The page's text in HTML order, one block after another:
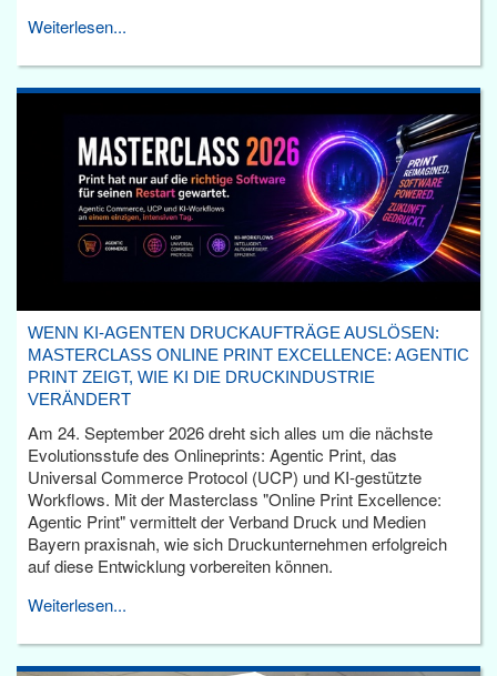
Weiterlesen...
WENN KI-AGENTEN DRUCKAUFTRÄGE AUSLÖSEN:
MASTERCLASS ONLINE PRINT EXCELLENCE: AGENTIC
PRINT ZEIGT, WIE KI DIE DRUCKINDUSTRIE
VERÄNDERT
Am 24. September 2026 dreht sich alles um die nächste
Evolutionsstufe des Onlineprints: Agentic Print, das
Universal Commerce Protocol (UCP) und KI-gestützte
Workflows. Mit der Masterclass "Online Print Excellence:
Agentic Print" vermittelt der Verband Druck und Medien
Bayern praxisnah, wie sich Druckunternehmen erfolgreich
auf diese Entwicklung vorbereiten können.
Weiterlesen...